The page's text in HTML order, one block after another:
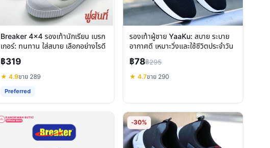
Breaker 4x4 รองเท้านักเรียน เบรก
เกอร์: ทนทาน ใส่สบาย เลือกอย่างไรดี
฿319
★ 4.9ขาย 289
Preferred
รองเท้าผู้ชาย YaaKu: สบาย ระบาย
อากาศดี เหมาะวิ่งและใช้ชีวิตประจำวัน
฿78฿295
★ 4.7ขาย 290
-30%